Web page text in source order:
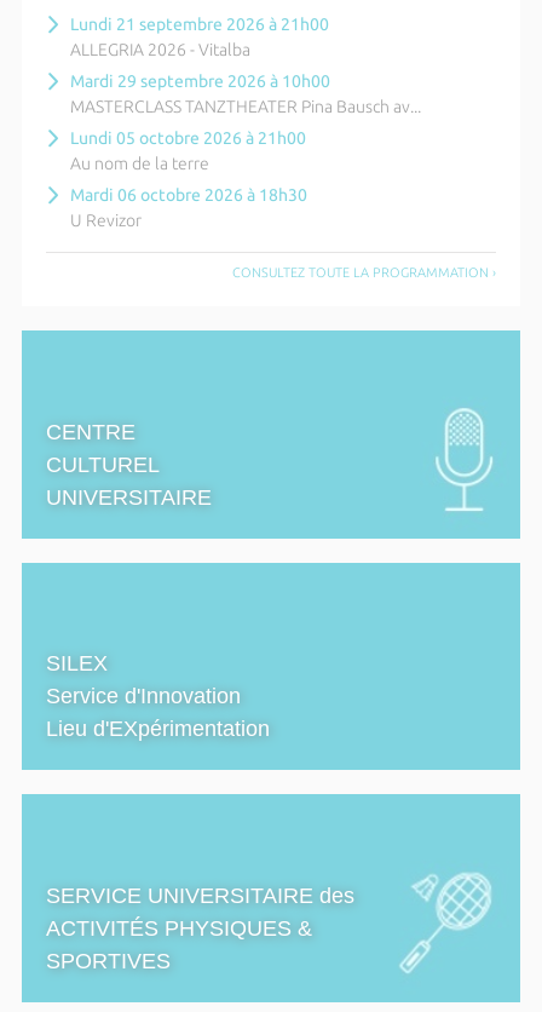
Lundi 21 septembre 2026 à 21h00
ALLEGRIA 2026 - Vitalba
Mardi 29 septembre 2026 à 10h00
MASTERCLASS TANZTHEATER Pina Bausch av...
Lundi 05 octobre 2026 à 21h00
Au nom de la terre
Mardi 06 octobre 2026 à 18h30
U Revizor
CONSULTEZ TOUTE LA PROGRAMMATION ›
CENTRE
CULTUREL
UNIVERSITAIRE
SILEX
Service d'Innovation
Lieu d'EXpérimentation
SERVICE UNIVERSITAIRE des
ACTIVITÉS PHYSIQUES &
SPORTIVES